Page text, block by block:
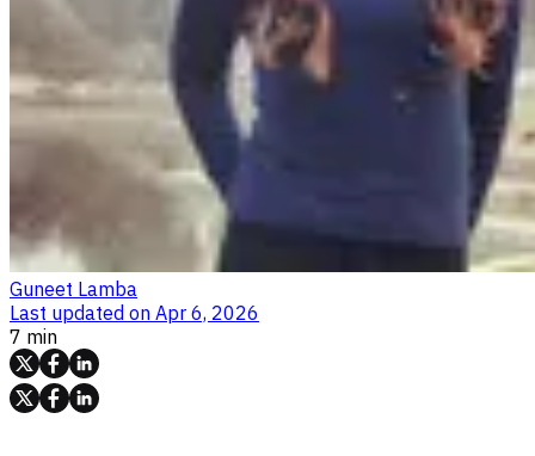
Guneet Lamba
Last updated on Apr 6, 2026
7 min